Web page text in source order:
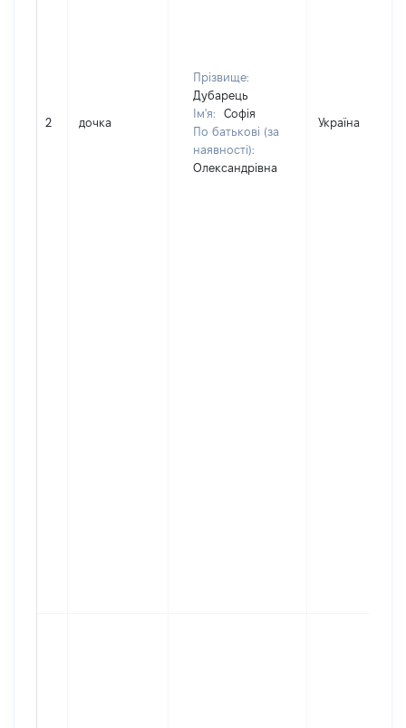
2 дочка
Прізвище:
Дубарець
Ім'я:
Софія
По батькові (за
наявності):
Олександрівна
Україна